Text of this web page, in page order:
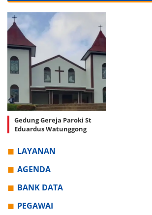
Gedung Gereja Paroki St
Eduardus Watunggong
LAYANAN
AGENDA
BANK DATA
PEGAWAI